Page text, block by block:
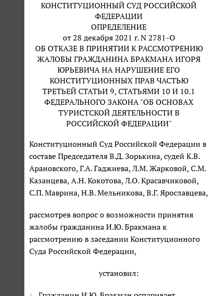
КОНСТИТУЦИОННЫЙ СУД РОССИЙСКОЙ
ФЕДЕРАЦИИ
ОПРЕДЕЛЕНИЕ
от 28 декабря 2021 г. N 2781-О
ОБ ОТКАЗЕ В ПРИНЯТИИ К РАССМОТРЕНИЮ
ЖАЛОБЫ ГРАЖДАНИНА БРАКМАНА ИГОРЯ
ЮРЬЕВИЧА НА НАРУШЕНИЕ ЕГО
КОНСТИТУЦИОННЫХ ПРАВ ЧАСТЬЮ
ТРЕТЬЕЙ СТАТЬИ 9, СТАТЬЯМИ 10 И 10.1
ФЕДЕРАЛЬНОГО ЗАКОНА "ОБ ОСНОВАХ
ТУРИСТСКОЙ ДЕЯТЕЛЬНОСТИ В
РОССИЙСКОЙ ФЕДЕРАЦИИ"
Конституционный Суд Российской Федерации в
составе Председателя В.Д. Зорькина, судей К.В.
Арановского, Г.А. Гаджиева, Л.М. Жарковой, С.М.
Казанцева, А.Н. Кокотова, Л.О. Красавчиковой,
С.П. Маврина, Н.В. Мельникова, В.Г. Ярославцева,
рассмотрев вопрос о возможности принятия
жалобы гражданина И.Ю. Бракмана к
рассмотрению в заседании Конституционного
Суда Российской Федерации,
установил: